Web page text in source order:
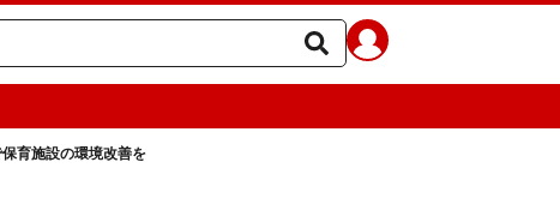
育施設の環境改善を